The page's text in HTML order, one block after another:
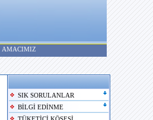
AMACIMIZ
SIK SORULANLAR
BİLGİ EDİNME